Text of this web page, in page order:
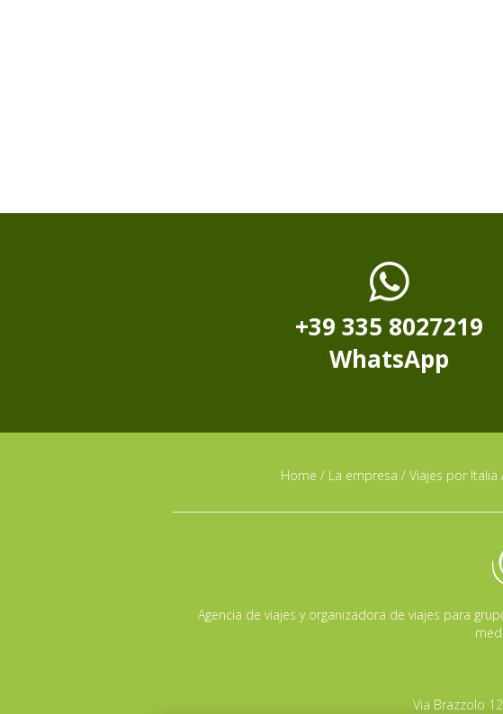
+39 335 8027219
WhatsApp
Home / La empresa / Viajes por Italia
Agencia de viajes y organizadora de viajes para
Via Brazzolo